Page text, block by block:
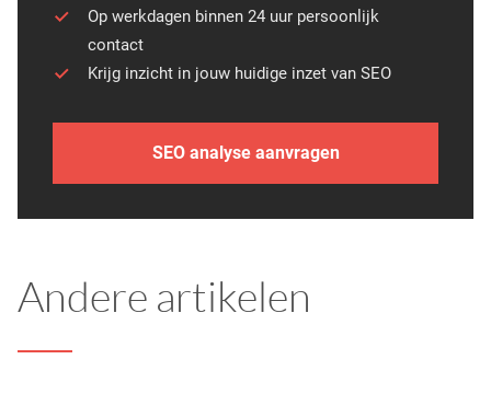
Op werkdagen binnen 24 uur persoonlijk
contact
Krijg inzicht in jouw huidige inzet van SEO
SEO analyse aanvragen
Andere artikelen